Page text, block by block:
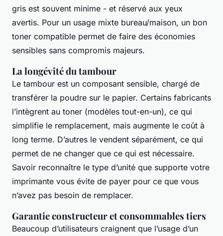
gris est souvent minime - et réservé aux yeux
avertis. Pour un usage mixte bureau/maison, un bon
toner compatible permet de faire des économies
sensibles sans compromis majeurs.
La longévité du tambour
Le tambour est un composant sensible, chargé de
transférer la poudre sur le papier. Certains fabricants
l’intègrent au toner (modèles tout-en-un), ce qui
simplifie le remplacement, mais augmente le coût à
long terme. D’autres le vendent séparément, ce qui
permet de ne changer que ce qui est nécessaire.
Savoir reconnaître le type d’unité que supporte votre
imprimante vous évite de payer pour ce que vous
n’avez pas besoin de remplacer.
Garantie constructeur et consommables tiers
Beaucoup d’utilisateurs craignent que l’usage d’un